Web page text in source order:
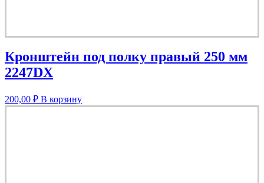
Кронштейн под полку правый 250 мм
2247DX
200,00 ₽ В корзину